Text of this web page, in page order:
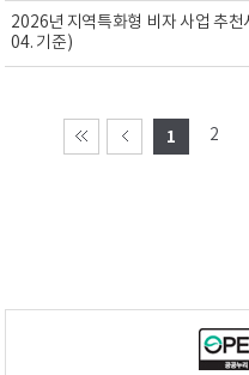
2026년 지역특화형 비자 사업 추천
04. 기준)
1 2